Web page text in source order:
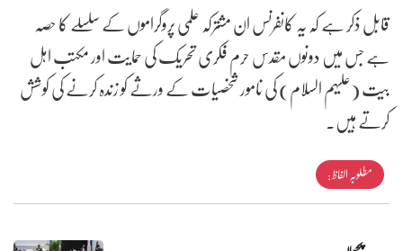
قابل ذکر ہے کہ یہ کانفرنس ان مشترکہ علمی پروگراموں کے سلسلے کا حصہ
ہے جس میں دونوں مقدس حرم فکری تحریک کی حمایت اور مکتب اہل
بیت (علیہم السلام) کی نامور شخصیات کے ورثے کو زندہ کرنے کی کوشش
کرتے ہیں۔
مطلوبہ الفاظ :